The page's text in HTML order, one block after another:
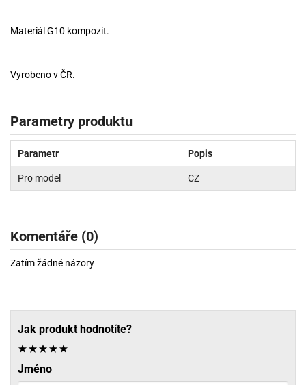
Materiál G10 kompozit.
Vyrobeno v ČR.
Parametry produktu
Parametr Popis
Pro model CZ
Komentáře (0)
Zatím žádné názory
Jak produkt hodnotíte?
Jméno